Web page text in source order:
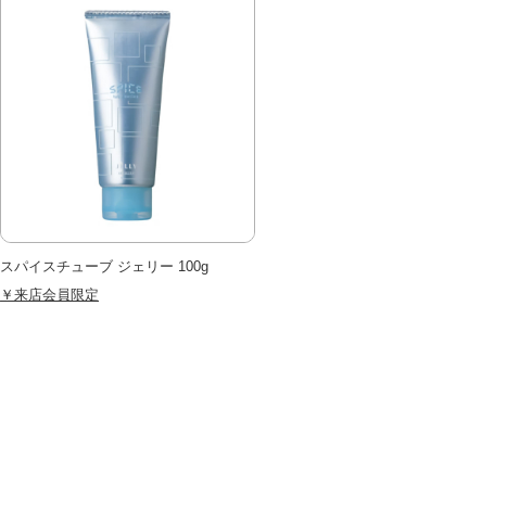
スパイスチューブ ジェリー 100g
￥来店会員限定